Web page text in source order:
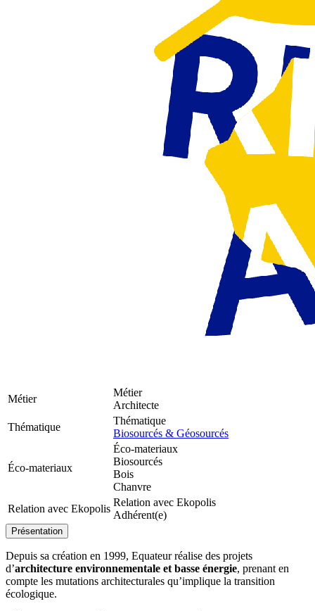
Métier
Métier
Architecte
Thématique
Thématique
Biosourcés & Géosourcés
Éco-materiaux
Éco-materiaux
Biosourcés
Bois
Chanvre
Relation avec Ekopolis
Relation avec Ekopolis
Adhérent(e)
Présentation
Depuis sa création en 1999, Equateur réalise des projets
d’architecture environnementale et basse énergie, prenant en
compte les mutations architecturales qu’implique la transition
écologique.